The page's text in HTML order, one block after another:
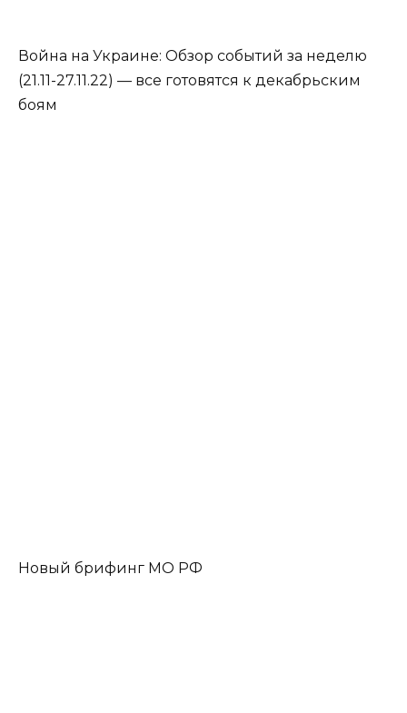
Война на Украине: Обзор событий за неделю
(21.11-27.11.22) — все готовятся к декабрьским
боям
Новый брифинг МО РФ